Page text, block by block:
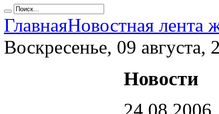
ГлавнаяНовостная лента
Воскресенье, 09 августа,
Новости